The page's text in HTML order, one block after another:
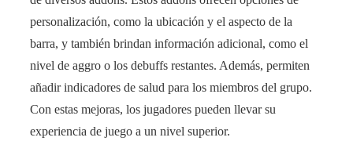
personalización, como la ubicación y el aspecto de la
barra, y también brindan información adicional, como el
nivel de aggro o los debuffs restantes. Además, permiten
añadir indicadores de salud para los miembros del grupo.
Con estas mejoras, los jugadores pueden llevar su
experiencia de juego a un nivel superior.